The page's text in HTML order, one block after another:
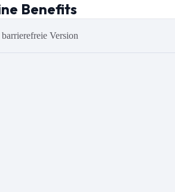
barrierefreie Version